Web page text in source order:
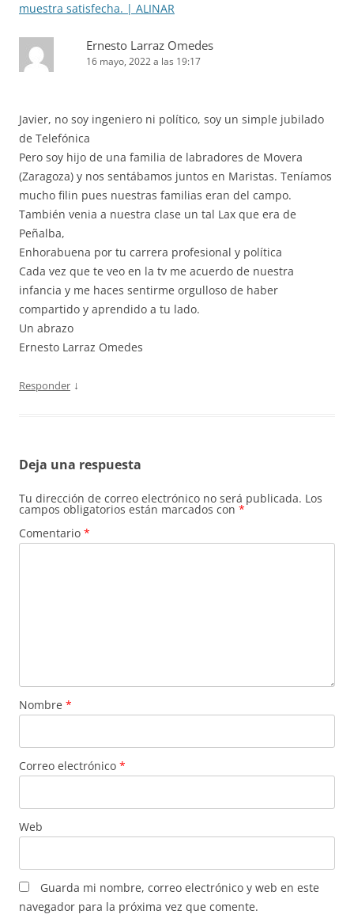
muestra satisfecha. | ALINAR
Ernesto Larraz Omedes
16 mayo, 2022 a las 19:17
Javier, no soy ingeniero ni político, soy un simple jubilado
de Telefónica
Pero soy hijo de una familia de labradores de Movera
(Zaragoza) y nos sentábamos juntos en Maristas. Teníamos
mucho filin pues nuestras familias eran del campo.
También venia a nuestra clase un tal Lax que era de
Peñalba,
Enhorabuena por tu carrera profesional y política
Cada vez que te veo en la tv me acuerdo de nuestra
infancia y me haces sentirme orgulloso de haber
compartido y aprendido a tu lado.
Un abrazo
Ernesto Larraz Omedes
Responder ↓
Deja una respuesta
Tu dirección de correo electrónico no será publicada. Los
campos obligatorios están marcados con *
Comentario *
Nombre *
Correo electrónico *
Web
Guarda mi nombre, correo electrónico y web en este
navegador para la próxima vez que comente.